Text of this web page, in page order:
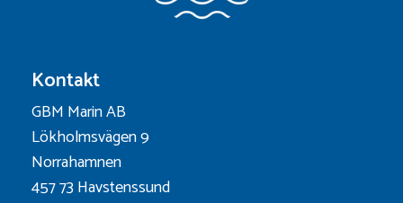
Kontakt
GBM Marin AB
Lökholmsvägen 9
Norrahamnen
457 73 Havstenssund